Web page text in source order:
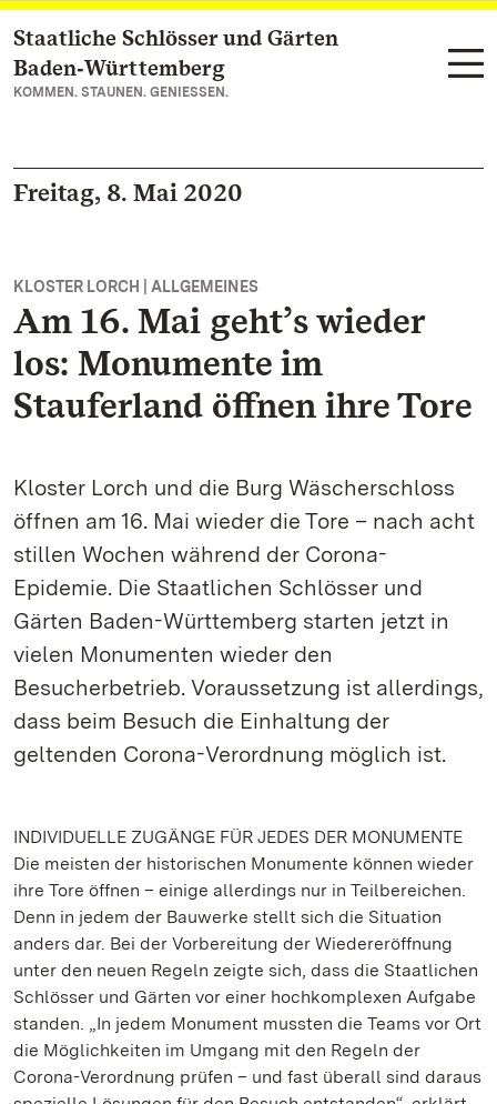
Zum Hauptinhalt springen
Staatliche Schlösser und Gärten
Baden‑Württemberg
KOMMEN. STAUNEN. GENIESSEN.
Freitag, 8. Mai 2020
KLOSTER LORCH | ALLGEMEINES
Am 16. Mai geht’s wieder
los: Monumente im
Stauferland öffnen ihre Tore
Kloster Lorch und die Burg Wäscherschloss
öffnen am 16. Mai wieder die Tore – nach acht
stillen Wochen während der Corona-
Epidemie. Die Staatlichen Schlösser und
Gärten Baden-Württemberg starten jetzt in
vielen Monumenten wieder den
Besucherbetrieb. Voraussetzung ist allerdings,
dass beim Besuch die Einhaltung der
geltenden Corona-Verordnung möglich ist.
INDIVIDUELLE ZUGÄNGE FÜR JEDES DER MONUMENTE
Die meisten der historischen Monumente können wieder
ihre Tore öffnen – einige allerdings nur in Teilbereichen.
Denn in jedem der Bauwerke stellt sich die Situation
anders dar. Bei der Vorbereitung der Wiedereröffnung
unter den neuen Regeln zeigte sich, dass die Staatlichen
Schlösser und Gärten vor einer hochkomplexen Aufgabe
standen. „In jedem Monument mussten die Teams vor Ort
die Möglichkeiten im Umgang mit den Regeln der
Corona-Verordnung prüfen – und fast überall sind daraus